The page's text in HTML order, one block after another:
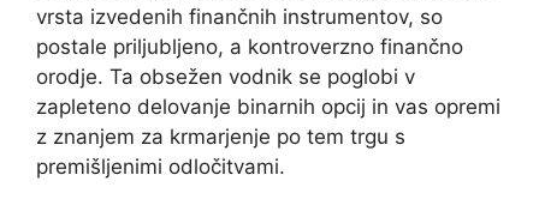
vrsta izvedenih finančnih instrumentov, so
postale priljubljeno, a kontroverzno finančno
orodje. Ta obsežen vodnik se poglobi v
zapleteno delovanje binarnih opcij in vas opremi
z znanjem za krmarjenje po tem trgu s
premišljenimi odločitvami.